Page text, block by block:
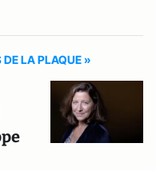
DE LA PLAQUE »